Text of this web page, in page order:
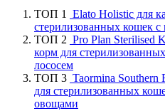
ТОП 1 Elato Holistic для
стерилизованных кошек с
ТОП 2 Pro Plan Sterilised
корм для
лососем
ТОП 3 Taormina Southern
для стерилизованных
овощами